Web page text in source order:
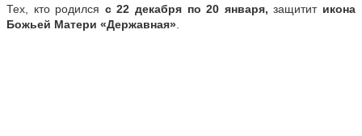
Тех, кто родился с 22 декабря по 20 января, защитит икона
Божьей Матери «Державная».